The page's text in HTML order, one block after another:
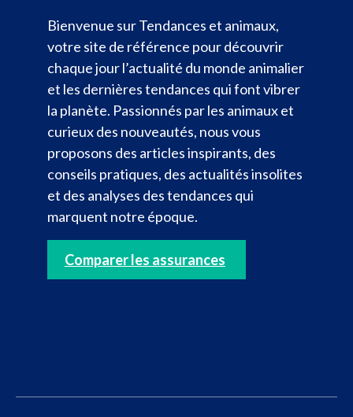
Bienvenue sur Tendances et animaux,
votre site de référence pour découvrir
chaque jour l’actualité du monde animalier
et les dernières tendances qui font vibrer
la planète. Passionnés par les animaux et
curieux des nouveautés, nous vous
proposons des articles inspirants, des
conseils pratiques, des actualités insolites
et des analyses des tendances qui
marquent notre époque.
Comparer les assurances